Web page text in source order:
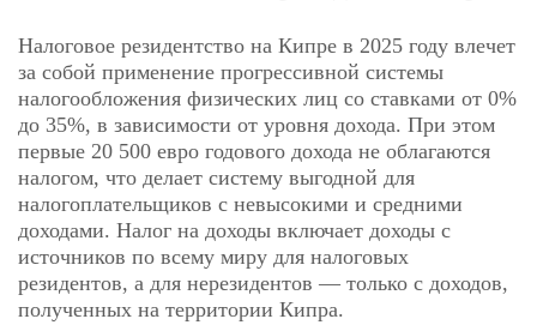
Налоговое резидентство на Кипре в 2025 году влечет
за собой применение прогрессивной системы
налогообложения физических лиц со ставками от 0%
до 35%, в зависимости от уровня дохода. При этом
первые 20 500 евро годового дохода не облагаются
налогом, что делает систему выгодной для
налогоплательщиков с невысокими и средними
доходами. Налог на доходы включает доходы с
источников по всему миру для налоговых
резидентов, а для нерезидентов — только с доходов,
полученных на территории Кипра.